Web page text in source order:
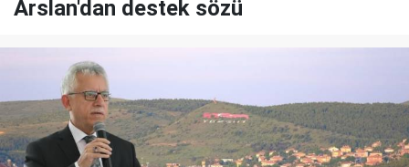
Arslan'dan destek sözü